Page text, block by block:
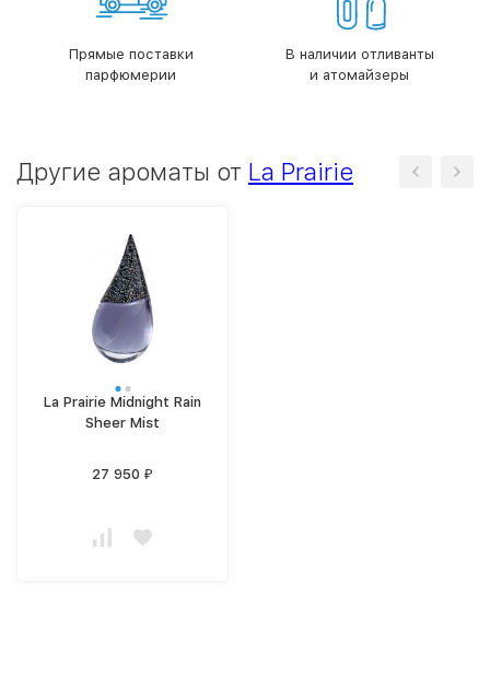
Прямые поставки
парфюмерии
В наличии отливанты
и атомайзеры
Другие ароматы от La Prairie
La Prairie Midnight Rain
Sheer Mist
27 950 ₽